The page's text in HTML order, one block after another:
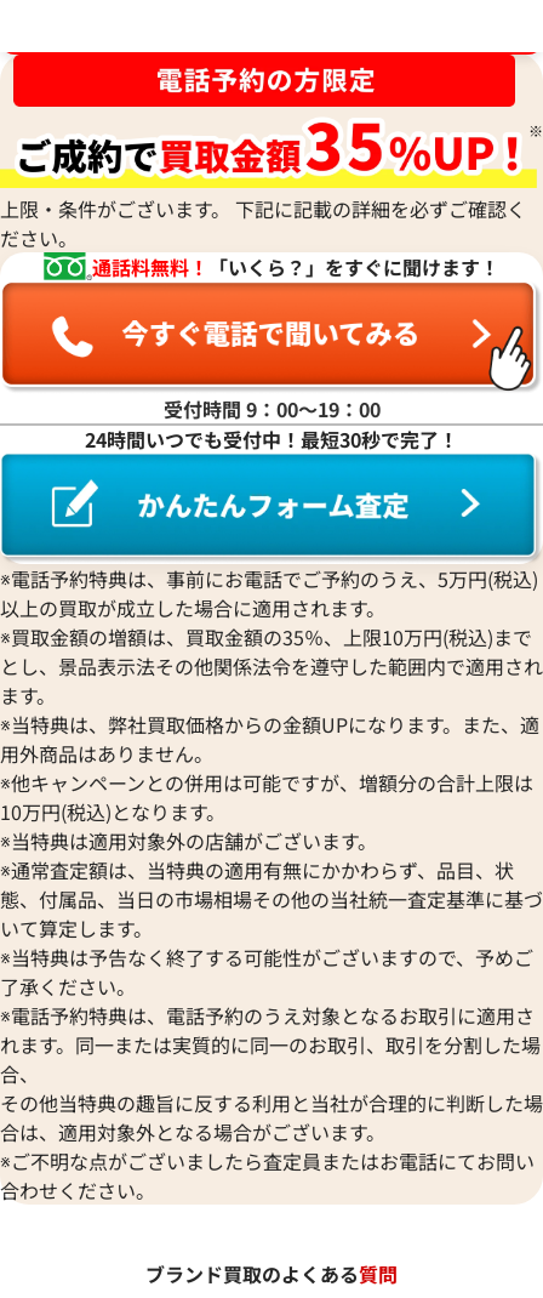
上限・条件がございます。 下記に記載の詳細を必ずご確認く
ださい。
通話料無料！
「いくら？」をすぐに聞けます！
受付時間 9：00〜19：00
24時間いつでも受付中！最短30秒で完了！
※電話予約特典は、事前にお電話でご予約のうえ、5万円(税込)
以上の買取が成立した場合に適用されます。
※買取金額の増額は、買取金額の35％、上限10万円(税込)まで
とし、景品表示法その他関係法令を遵守した範囲内で適用され
ます。
※当特典は、弊社買取価格からの金額UPになります。また、適
用外商品はありません。
※他キャンペーンとの併用は可能ですが、増額分の合計上限は
10万円(税込)となります。
※当特典は適用対象外の店舗がございます。
※通常査定額は、当特典の適用有無にかかわらず、品目、状
態、付属品、当日の市場相場その他の当社統一査定基準に基づ
いて算定します。
※当特典は予告なく終了する可能性がございますので、予めご
了承ください。
※電話予約特典は、電話予約のうえ対象となるお取引に適用さ
れます。同一または実質的に同一のお取引、取引を分割した場
合、
その他当特典の趣旨に反する利用と当社が合理的に判断した場
合は、適用対象外となる場合がございます。
※ご不明な点がございましたら査定員またはお電話にてお問い
合わせください。
ブランド買取のよくある質問